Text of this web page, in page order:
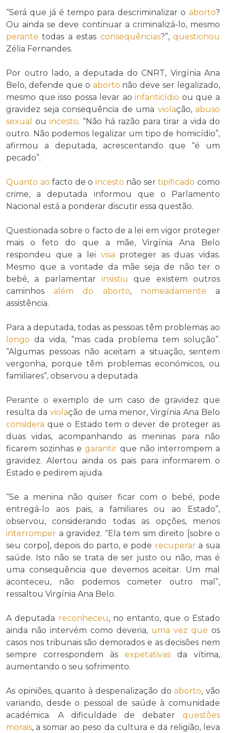
“Será que já é tempo para descriminalizar o aborto?
Ou ainda se deve continuar a criminalizá-lo, mesmo
perante todas a estas consequências?”,questionou
Zélia Fernandes.
Por outro lado, a deputada do CNRT, Virgínia Ana
Belo, defende que o aborto não deve ser legalizado,
mesmo que isso possa levar aoinfanticídio ou que a
gravidez seja consequência de uma violação, abuso
sexual
ou incesto. “Não há razão para tirar a vida do
outro. Não podemos legalizar um tipo de homicídio”,
afirmou a deputada, acrescentando que “é um
pecado”.
Quanto ao facto de o incesto não sertipificado como
crime, a deputada informou que o Parlamento
Nacional está a ponderar discutir essa questão.
Questionada sobre o facto de a lei em vigor proteger
mais o feto do que a mãe, Virgínia Ana Belo
respondeu que a lei visa proteger as duas vidas.
Mesmo que a vontade da mãe seja de não ter o
bebé, a parlamentar insistiu
que existem outros
caminhosalém do aborto, nomeadamente a
assistência.
Para a deputada, todas as pessoas têm problemas ao
longo da vida, “mas cada problema tem solução”.
“Algumas pessoas não aceitam a situação, sentem
vergonha, porque têm problemas económicos, ou
familiares”, observou a deputada.
Perante o exemplo de um caso de gravidez que
resulta da violação de uma menor, Virgínia Ana Belo
considera que o Estado tem o dever de proteger as
duas vidas, acompanhando as meninas para não
ficarem sozinhas egarantir que não interrompem a
gravidez. Alertou ainda os pais para informarem o
Estado e pedirem ajuda.
“Se a menina não quiser ficar com o bebé, pode
entregá-lo aos pais, a familiares ou ao Estado”,
observou, considerando todas as opções, menos
interromper a gravidez. “Ela tem sim direito [sobre o
seu corpo], depois do parto, e pode recuperara sua
saúde. Isto não se trata de ser justo ou não, mas é
uma consequência que devemos aceitar. Um mal
aconteceu, não podemos cometer outro mal”,
ressaltou Virgínia Ana Belo.
A deputada reconheceu, no entanto, que o Estado
ainda não intervém como deveria, uma vez que os
casos nos tribunais são demorados e as decisões nem
sempre correspondem às expetativas da vítima,
aumentando o seu sofrimento.
As opiniões, quanto à despenalização doaborto, vão
variando, desde o pessoal de saúde à comunidade
académica. A dificuldade de debater questões
morais, a somar ao peso da cultura e da religião, leva